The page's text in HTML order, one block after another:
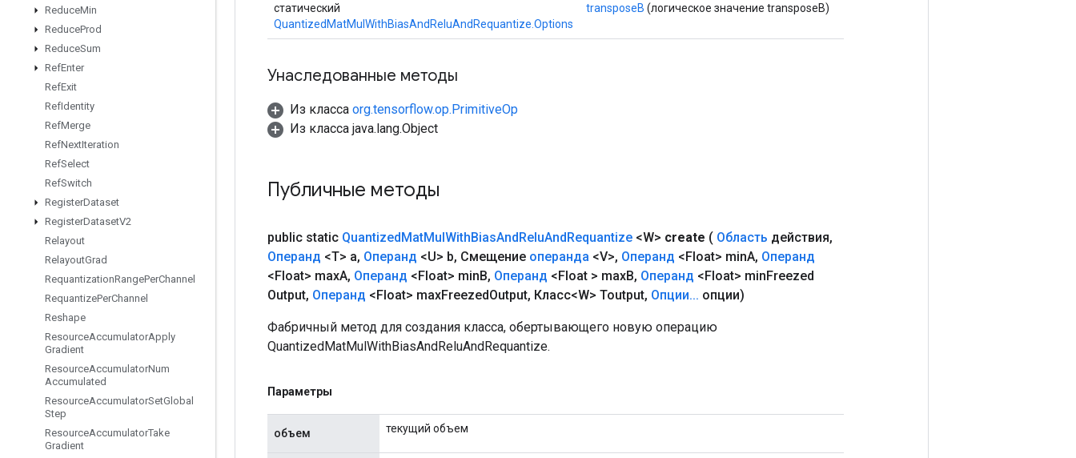
ReduceMin
ReduceProd
ReduceSum
RefEnter
RefExit
RefIdentity
RefMerge
RefNextIteration
RefSelect
RefSwitch
RegisterDataset
RegisterDatasetV2
Relayout
RelayoutGrad
RequantizationRangePerChannel
RequantizePerChannel
Reshape
ResourceAccumulatorApply
Gradient
ResourceAccumulatorNum
Accumulated
ResourceAccumulatorSetGlobal
Step
ResourceAccumulatorTake
Gradient
статический
QuantizedMatMulWithBiasAndReluAndRequantize.Options
transposeB (логическое значение transposeB)
Унаследованные методы
Из класса org.tensorflow.op.PrimitiveOp
Из класса java.lang.Object
Публичные методы
public static QuantizedMatMulWithBiasAndReluAndRequantize <W> create ( Область действия,
Операнд <T> a, Операнд <U> b, Смещение операнда <V>, Операнд <Float> minA, Операнд
<Float> maxA, Операнд <Float> minB, Операнд <Float > maxB, Операнд <Float> minFreezed
Output, Операнд <Float> maxFreezedOutput, Класс<W> Toutput, Опции... опции)
Фабричный метод для создания класса, обертывающего новую операцию
QuantizedMatMulWithBiasAndReluAndRequantize.
Параметры
объем текущий объем